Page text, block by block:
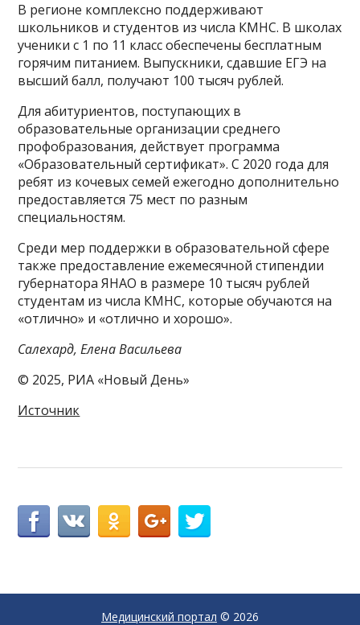
В регионе комплексно поддерживают
школьников и студентов из числа КМНС. В школах
ученики с 1 по 11 класс обеспечены бесплатным
горячим питанием. Выпускники, сдавшие ЕГЭ на
высший балл, получают 100 тысяч рублей.
Для абитуриентов, поступающих в
образовательные организации среднего
профобразования, действует программа
«Образовательный сертификат». С 2020 года для
ребят из кочевых семей ежегодно дополнительно
предоставляется 75 мест по разным
специальностям.
Среди мер поддержки в образовательной сфере
также предоставление ежемесячной стипендии
губернатора ЯНАО в размере 10 тысяч рублей
студентам из числа КМНС, которые обучаются на
«отлично» и «отлично и хорошо».
Салехард, Елена Васильева
© 2025, РИА «Новый День»
Источник
Медицинский портал © 2026